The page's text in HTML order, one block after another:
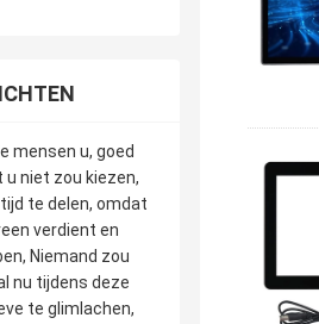
mensen u, goed
niet zou kiezen,
te delen, omdat
verdient en
Niemand zou
nu tijdens deze
te glimlachen,